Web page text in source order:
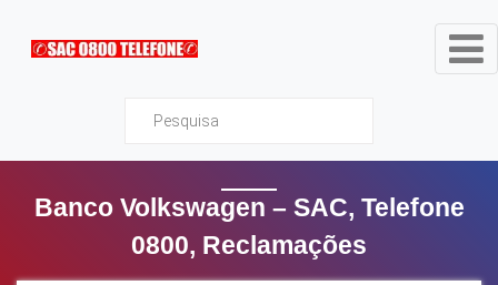
Sac0800Telefone
Banco Volkswagen – SAC, Telefone
0800, Reclamações